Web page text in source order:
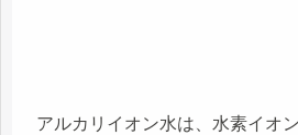
アルカリイオン水は、水素イオ